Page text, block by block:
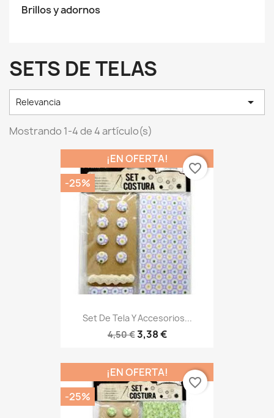
Brillos y adornos
SETS DE TELAS
Relevancia 
Mostrando 1-4 de 4 artículo(s)
Set De Tela Y Accesorios...
4,50 €3,38 €
¡EN OFERTA!
-25%
favorite_border
¡EN OFERTA!
-25%
favorite_border